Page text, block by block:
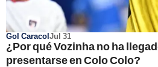
Gol CaracolJul 31
¿Por qué Vozinha no ha
presentarse en Colo Colo?